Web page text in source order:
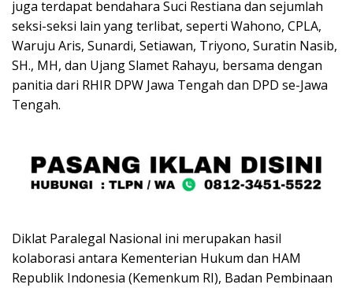
juga terdapat bendahara Suci Restiana dan sejumlah
seksi-seksi lain yang terlibat, seperti Wahono, CPLA,
Waruju Aris, Sunardi, Setiawan, Triyono, Suratin Nasib,
SH., MH, dan Ujang Slamet Rahayu, bersama dengan
panitia dari RHIR DPW Jawa Tengah dan DPD se-Jawa
Tengah.
Diklat Paralegal Nasional ini merupakan hasil
kolaborasi antara Kementerian Hukum dan HAM
Republik Indonesia (Kemenkum RI), Badan Pembinaan